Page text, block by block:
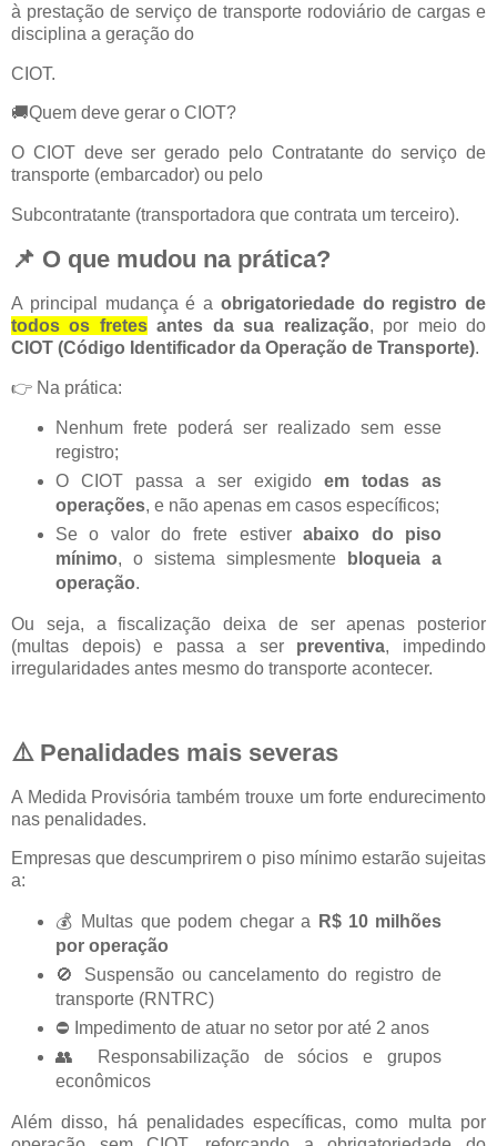
à prestação de serviço de transporte rodoviário de cargas e
disciplina a geração do
CIOT.
🚚Quem deve gerar o CIOT?
O CIOT deve ser gerado pelo Contratante do serviço de
transporte (embarcador) ou pelo
Subcontratante (transportadora que contrata um terceiro).
📌 O que mudou na prática?
A principal mudança é a obrigatoriedade do registro de
todos os fretesantes da sua realização, por meio do
CIOT (Código Identificador da Operação de Transporte).
👉 Na prática:
Nenhum frete poderá ser realizado sem esse
registro;
O CIOT passa a ser exigidoem todas as
operações, e não apenas em casos específicos;
Se o valor do frete estiverabaixo do piso
mínimo, o sistema simplesmente
bloqueia a
operação.
Ou seja, a fiscalização deixa de ser apenas posterior
(multas depois) e passa a ser preventiva, impedindo
irregularidades antes mesmo do transporte acontecer.
⚠️ Penalidades mais severas
A Medida Provisória também trouxe um forte endurecimento
nas penalidades.
Empresas que descumprirem o piso mínimo estarão sujeitas
a:
💰 Multas que podem chegar a
R$ 10 milhões
por operação
🚫 Suspensão ou cancelamento do registro de
transporte (RNTRC)
⛔ Impedimento de atuar no setor por até 2 anos
👥 Responsabilização de sócios e grupos
econômicos
Além disso, há penalidades específicas, como multa por